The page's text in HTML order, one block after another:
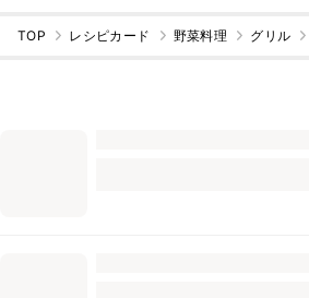
TOP レシピカード 野菜料理 グリル